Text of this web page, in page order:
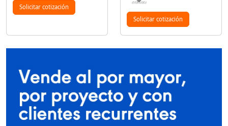
Solicitar cotización
Solicitar cotización